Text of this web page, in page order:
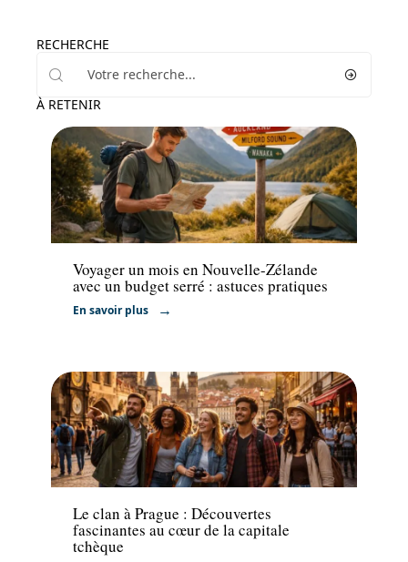
RECHERCHE
À RETENIR
Voyage
Voyager un mois en Nouvelle-Zélande
avec un budget serré : astuces pratiques
En savoir plus
Voyage
Le clan à Prague : Découvertes
fascinantes au cœur de la capitale
tchèque